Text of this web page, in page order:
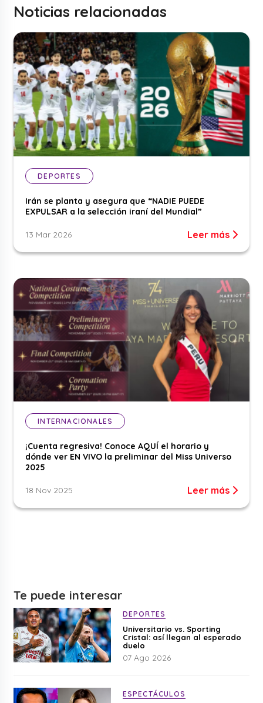
Noticias relacionadas
DEPORTES
Irán se planta y asegura que “NADIE PUEDE
EXPULSAR a la selección iraní del Mundial”
13 Mar 2026 Leer más
INTERNACIONALES
¡Cuenta regresiva! Conoce AQUÍ el horario y
dónde ver EN VIVO la preliminar del Miss Universo
2025
18 Nov 2025 Leer más
Te puede interesar
DEPORTES
Universitario vs. Sporting
Cristal: así llegan al esperado
duelo
07 Ago 2026
ESPECTÁCULOS